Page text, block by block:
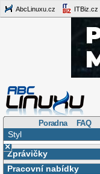
AbcLinuxu.cz ITBiz.cz
Poradna FAQ
Styl
×
Zprávičky
Pracovní nabídky